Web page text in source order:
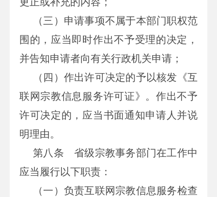
（三）申请事项不属于本部门职权范
围的，应当即时作出不予受理的决定，
并告知申请者向有关行政机关申请；
（四）作出许可决定的予以核发《互
联网宗教信息服务许可证》。作出不予
许可决定的，应当书面通知申请人并说
明理由。
第八条 省级宗教事务部门在工作中
应当履行以下职责：
（一）负责互联网宗教信息服务检查